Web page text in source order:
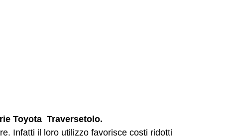
Toyota Traversetolo.
Infatti il loro utilizzo favorisce costi ridotti